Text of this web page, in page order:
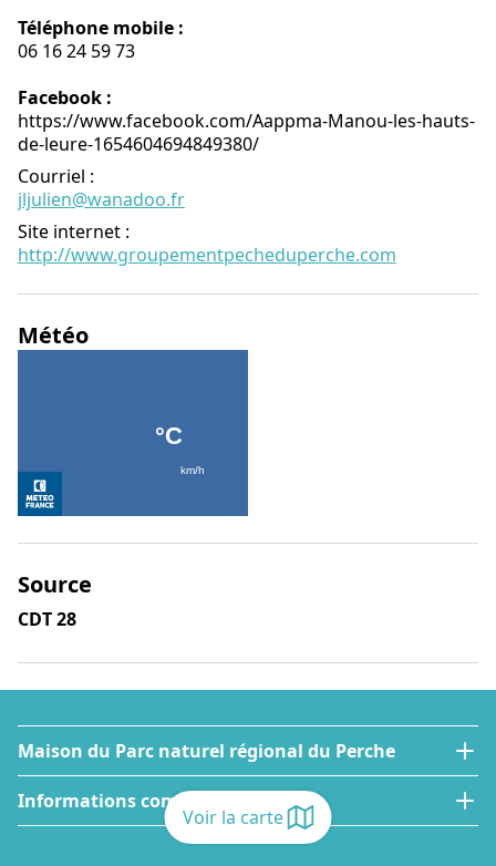
Voir la carte
Téléphone mobile :
06 16 24 59 73
Facebook :
https://www.facebook.com/Aappma-Manou-les-hauts-
de-leure-1654604694849380/
Courriel :
jljulien@wanadoo.fr
Site internet :
http://www.groupementpecheduperche.com
Météo
Source
CDT 28
Maison du Parc naturel régional du Perche
Informations complémentaires